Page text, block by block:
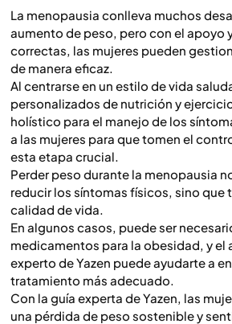
La menopausia conlleva muchos
aumento de peso, pero con el apoyo
correctas, las mujeres pueden
de manera eficaz.
Al centrarse en un estilo de vida
personalizados de nutrición y
holístico para el manejo de los
a las mujeres para que tomen el
esta etapa crucial.
Perder peso durante la menopausia
reducir los síntomas físicos, sino que
calidad de vida.
En algunos casos, puede ser
medicamentos para la obesidad, y el
experto de Yazen puede ayudarte a
tratamiento más adecuado.
Con la guía experta de Yazen, las
una pérdida de peso sostenible y